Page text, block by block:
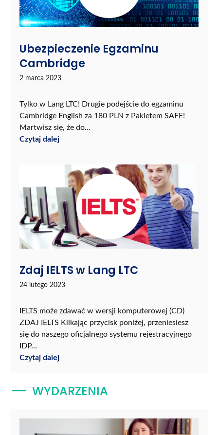
Ubezpieczenie Egzaminu
Cambridge
2 marca 2023
Tylko w Lang LTC! Drugie podejście do egzaminu
Cambridge English za 180 PLN z Pakietem SAFE!
Martwisz się, że do…
Czytaj dalej
Zdaj IELTS w Lang LTC
24 lutego 2023
IELTS może zdawać w wersji komputerowej (CD)
ZDAJ IELTS Klikając przycisk poniżej, przeniesiesz
się do naszego oficjalnego systemu rejestracyjnego
IDP…
Czytaj dalej
WYDARZENIA